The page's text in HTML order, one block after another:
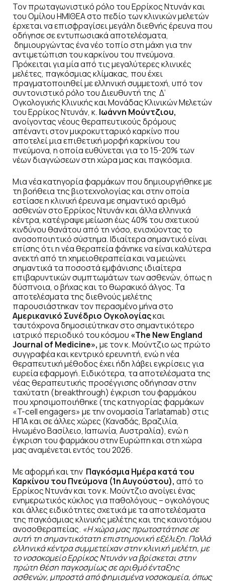
Τον πρωταγωνιστικό ρόλο του Ερρίκος Ντυνάν και
του Ομίλου ΗΜΙΘΕΑ στο πεδίο των κλινικών μελετών
έρχεται να επισφραγίσει μεγάλη διεθνής έρευνα που
οδήγησε σε εντυπωσιακά αποτελέσματα,
δημιουργώντας ένα νέο τοπίο στη μάχη για την
αντιμετώπιση του καρκίνου του πνεύμονα.
Πρόκειται για μία από τις μεγαλύτερες κλινικές
μελέτες, παγκόσμιας κλίμακας, που έχει
πραγματοποιηθεί με ελληνική συμμετοχή, υπό τον
συντονιστικό ρόλο του Διευθυντή της Δ’
Ογκολογικής Κλινικής και Μονάδας Κλινικών Μελετών
του Ερρίκος Ντυνάν, κ. Ιωάννη Μούντζιου,
ανοίγοντας νέους θεραπευτικούς δρόμους
απέναντι στον μικροκυτταρικό καρκίνο που
αποτελεί μια επιθετική μορφή καρκίνου του
πνεύμονα, η οποία ευθύνεται για το 15-20% των
νέων διαγνώσεων στη χώρα μας και παγκόσμια.
Μια νέα κατηγορία φαρμάκων που δημιουργήθηκε με
τη βοήθεια της βιοτεχνολογίας και στην οποία
εστίασε η κλινική έρευνα με σημαντικό αριθμό
ασθενών στο Ερρίκος Ντυνάν και άλλα ελληνικά
κέντρα, κατέγραψε μείωση έως 40% του σχετικού
κινδύνου θανάτου από τη νόσο, ενισχύοντας το
ανοσοποιητικό σύστημα. Ιδιαίτερα σημαντικό είναι
επίσης ότι η νέα θεραπεία φάνηκε να είναι καλύτερα
ανεκτή από τη χημειοθεραπεία και να μειώνει
σημαντικά τα ποσοστά εμφάνισης ιδιαίτερα
επιβαρυντικών συμπτωμάτων των ασθενών, όπως η
δύσπνοια, ο βήχας και το θωρακικό άλγος. Τα
αποτελέσματα της διεθνούς μελέτης
παρουσιάστηκαν τον περασμένο μήνα στο
Αμερικανικό Συνέδριο Ογκολογίαςκαι
ταυτόχρονα δημοσιεύτηκαν στο σημαντικότερο
ιατρικό περιοδικό του κόσμου «The NewEngland
Journal of Medicine», με τον κ. Μούντζιο ως πρώτο
συγγραφέα και κεντρικό ερευνητή, ενώ η νέα
θεραπευτική μέθοδος έχει ήδη λάβει εγκρίσεις για
ευρεία εφαρμογή. Ειδικότερα, τα αποτελέσματα της
νέας θεραπευτικής προσέγγισης οδήγησαν στην
ταχύτατη (breakthrough) έγκριση του φαρμάκου
που χρησιμοποιήθηκε (της κατηγορίας φαρμάκων
«T-cell engagers» με την ονομασία Tarlatamab) στις
ΗΠΑ και σε άλλες χώρες (Καναδάς, Βραζιλία,
Ηνωμένο Βασίλειο, Ιαπωνία, Αυστραλία), ενώ η
έγκριση του φαρμάκου στην Ευρώπη και στη χώρα
μας αναμένεται εντός του 2026.
Με αφορμή και την Παγκόσμια Ημέρα κατά του
Καρκίνου του Πνεύμονα (1η Αυγούστου), από το
Ερρίκος Ντυνάν και τον κ. Μούντζιο ανοίγει ένας
ενημερωτικός κύκλος για παθολόγους – ογκολόγους
και άλλες ειδικότητες σχετικά με τα αποτελέσματα
της παγκόσμιας κλινικής μελέτης και της καινοτόμου
ανοσοθεραπείας. «Η χώρα μας πρωτοστάτησε σε
αυτή τη σημαντικότατη επιστημονική εξέλιξη. Πολλά
ελληνικά κέντρα συμμετείχαν στην κλινική μελέτη, με
το νοσοκομείο Ερρίκος Ντυνάν να βρίσκεται στην
πρώτη θέση παγκοσμίως σε αριθμό ένταξης
ασθενών, μπροστά από φημισμένα νοσοκομεία, όπως